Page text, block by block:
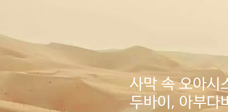
사막 속 오아시
두바이, 아부다